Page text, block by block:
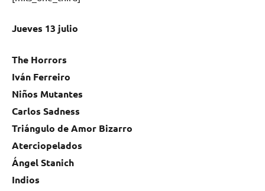
Jueves 13 julio
The Horrors
Iván Ferreiro
Niños Mutantes
Carlos Sadness
Triángulo de Amor Bizarro
Aterciopelados
Ángel Stanich
Indios